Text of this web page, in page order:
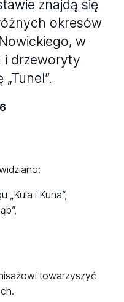
znajdą się
okresów
w
i drzeworyty
„Kula i Kuna”,
towarzyszyć